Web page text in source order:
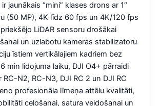
jaunākais “mini” klases drons ar 1″
(50 MP), 4K līdz 60 fps un 4K/120 fps
LiDAR sensoru drošākai
un uzlabotu kameras stabilizatoru
īstiem vertikālajiem kadriem bez
min lidojuma laiku, DJI O4+ pārraidi
RC-N2, RC-N3, DJI RC 2 un DJI RC
profesionāla līmeņa attēlu kvalitāti,
ceļošanai, satura veidošanai un